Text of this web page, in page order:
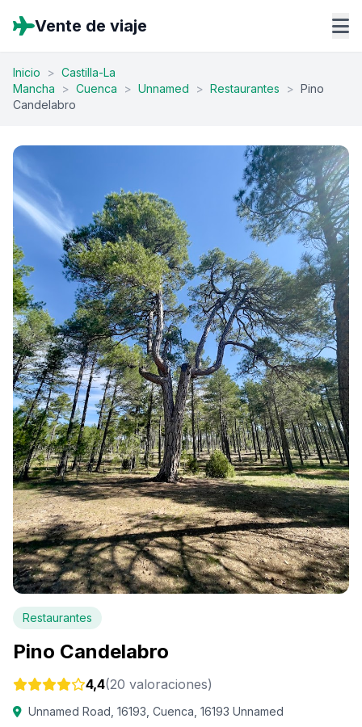
Vente de viaje
Inicio > Castilla-La
Mancha
> Cuenca > Unnamed > Restaurantes > Pino
Candelabro
Restaurantes
Pino Candelabro
4,4(20 valoraciones)
Unnamed Road, 16193, Cuenca, 16193 Unnamed